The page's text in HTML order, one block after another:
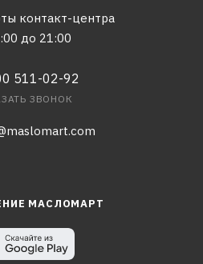
контакт-центра
до 21:00
511-02-92
ЗВОНОК
МАСЛОМАРТ